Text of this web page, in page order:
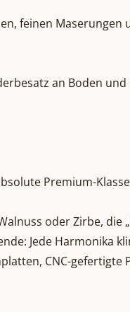
feinen Maserungen
an Boden
Premium-
oder Zirbe, die
Jede Harmonika
CNC-